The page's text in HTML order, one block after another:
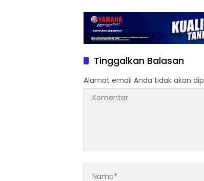
Tinggalkan Balasan
Alamat email Anda tidak akan